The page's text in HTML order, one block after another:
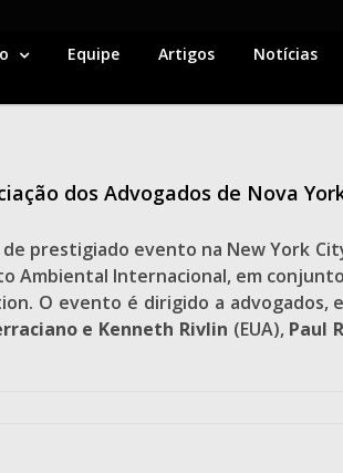
Equipe Artigos Notícias
dos Advogados de Nova
prestigiado evento na New York
Ambiental Internacional, em
O evento é dirigido a advogados,
e Kenneth Rivlin (EUA), Paul